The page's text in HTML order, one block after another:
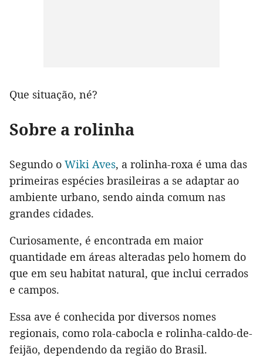
Que situação, né?
Sobre a rolinha
Segundo o Wiki Aves, a rolinha-roxa é uma das
primeiras espécies brasileiras a se adaptar ao
ambiente urbano, sendo ainda comum nas
grandes cidades.
Curiosamente, é encontrada em maior
quantidade em áreas alteradas pelo homem do
que em seu habitat natural, que inclui cerrados
e campos.
Essa ave é conhecida por diversos nomes
regionais, como rola-cabocla e rolinha-caldo-de-
feijão, dependendo da região do Brasil.